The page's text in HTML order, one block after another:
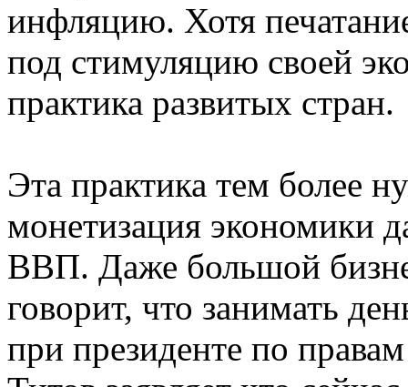
инфляцию. Хотя
под стимуляцию своей
практика развитых стран.
Эта практика тем более
монетизация экономики
ВВП. Даже большой
говорит, что занимать
при президенте по